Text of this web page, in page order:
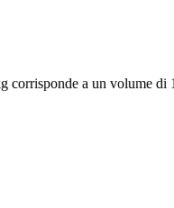
corrisponde a un volume di